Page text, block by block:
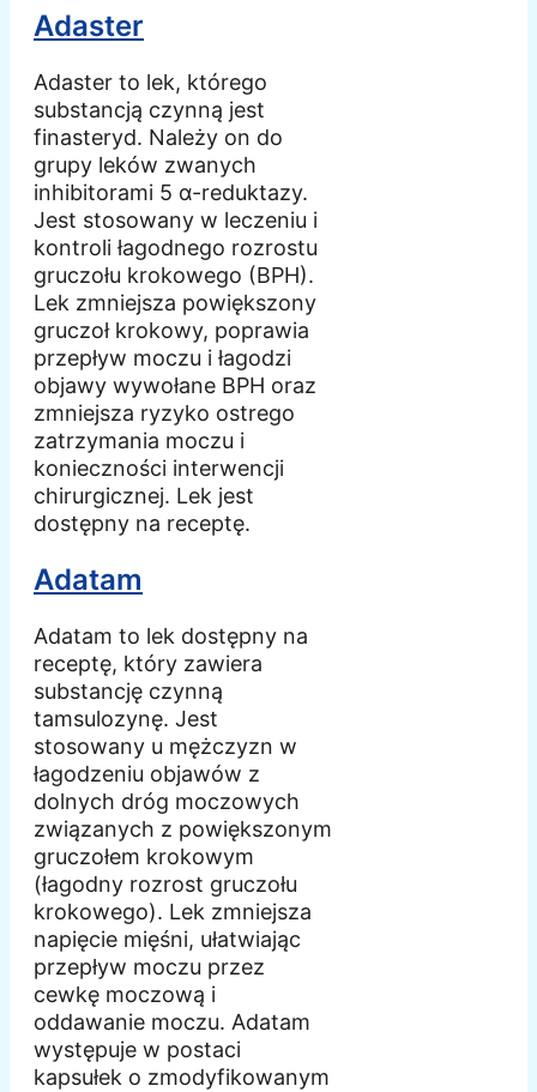
Adaster
Adaster to lek, którego
substancją czynną jest
finasteryd. Należy on do
grupy leków zwanych
inhibitorami 5 α-reduktazy.
Jest stosowany w leczeniu i
kontroli łagodnego rozrostu
gruczołu krokowego (BPH).
Lek zmniejsza powiększony
gruczoł krokowy, poprawia
przepływ moczu i łagodzi
objawy wywołane BPH oraz
zmniejsza ryzyko ostrego
zatrzymania moczu i
konieczności interwencji
chirurgicznej. Lek jest
dostępny na receptę.
Adatam
Adatam to lek dostępny na
receptę, który zawiera
substancję czynną
tamsulozynę. Jest
stosowany u mężczyzn w
łagodzeniu objawów z
dolnych dróg moczowych
związanych z powiększonym
gruczołem krokowym
(łagodny rozrost gruczołu
krokowego). Lek zmniejsza
napięcie mięśni, ułatwiając
przepływ moczu przez
cewkę moczową i
oddawanie moczu. Adatam
występuje w postaci
kapsułek o zmodyfikowanym